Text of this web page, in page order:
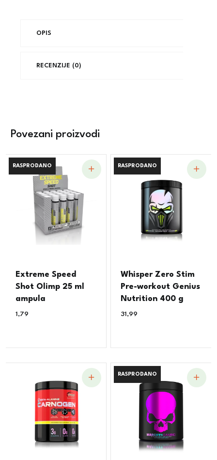
OPIS
RECENZIJE (0)
Povezani proizvodi
RASPRODANO
RASPRODANO
Extreme Speed
Shot Olimp 25 ml
ampula
1,79
RASPRODANO
RASPRODANO
Whisper Zero Stim
Pre-workout Genius
Nutrition 400 g
31,99
RASPRODANO
RASPRODANO